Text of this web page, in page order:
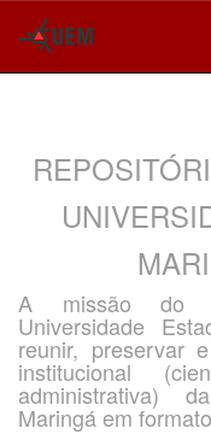
A missão do
Universidade
reunir, preservar
institucional
administrativa)
Maringá em